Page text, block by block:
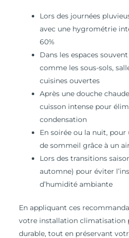
Lors des journées
avec une hygrométrie
60%
Dans les espaces
comme les sous-sols,
cuisines ouvertes
Après une douche
cuisson intense pour
condensation
En soirée ou la nuit,
de sommeil grâce à un
Lors des transitions
automne) pour éviter
d’humidité ambiante
En appliquant ces
votre installation climatisation
durable, tout en préservant